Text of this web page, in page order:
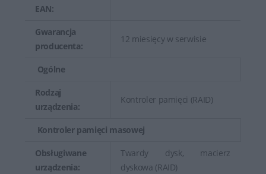
EAN:
Gwarancja
producenta:
12 miesięcy w serwisie
Ogólne
Rodzaj
urządzenia:
Kontroler pamięci (RAID)
Kontroler pamięci masowej
Obsługiwane
urządzenia:
Twardy dysk, macierz
dyskowa (RAID)